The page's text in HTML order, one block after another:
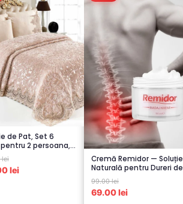
de Pat, Set 6
2 persoana,
lei
lei
Cremă Remidor — Soluție
Naturală pentru Dureri de
Spate...
99.00 lei
69.00 lei